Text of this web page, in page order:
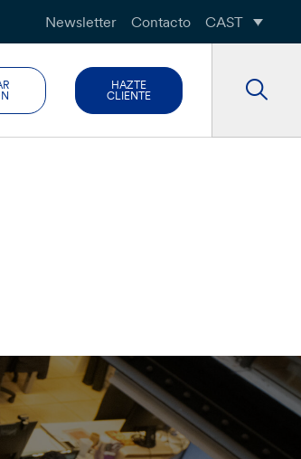
Newsletter Contacto CAST
HAZTE
CLIENTE